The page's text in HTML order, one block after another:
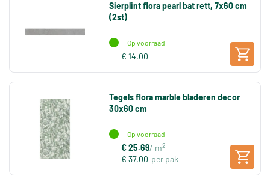
Sierplint flora pearl bat rett, 7x60 cm
(2st)
Op voorraad
€ 14,00
Tegels flora marble bladeren decor
30x60 cm
Op voorraad
€ 25.69/ m2
€ 37,00 per pak